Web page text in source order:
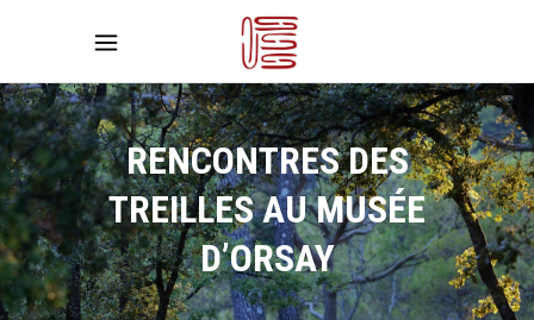
RENCONTRES DES
TREILLES AU MUSÉE
D’ORSAY